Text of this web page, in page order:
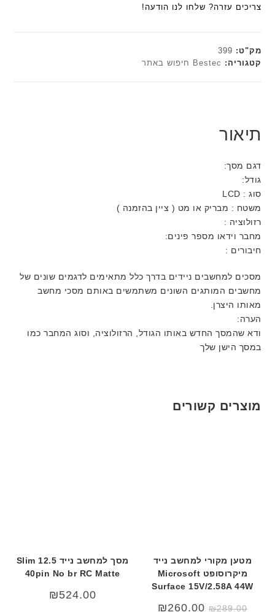
צריכים עזרה? שלחו לנו הודעה!
מק"ט: 399
קטגוריה: Bestec חיפוש באתר
תיאור
דגם מסך:
גודל:
סוג : LCD
משטח : מבריק או מט ( ציין בהזמנה )
רזולוציה :
מחבר וידאו מספר פינים:
חיבורים :
מסכים למחשבים ניידים בדרך כלל מתאימים לדגמים שונים של
מחשבים המותגים השונים משתמשים באותם מסכי מחשב
מאותו היצרן.
הערה:
ודא שהמסך החדש באותו הגודל, הרזולוציה, וסוג המחבר כמו
במסך הישן שלך
מוצרים קשורים
מטען מקורי למחשב נייד
מיקרוסופט Microsoft
Surface 15V/2.58A 44W
₪289.00
המחיר
₪260.00
מסך למחשב נייד 12.5 Slim
40pin No br RC Matte
₪524.00